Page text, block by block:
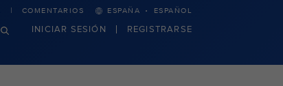
COMENTARIOS ESPAÑA · ESPAÑOL
INICIAR SESIÓN REGISTRARSE